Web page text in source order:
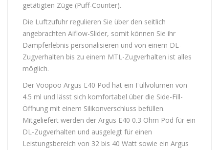
getätigten Züge (Puff-Counter).
Die Luftzufuhr regulieren Sie über den seitlich
angebrachten Aiflow-Slider, somit können Sie ihr
Dampferlebnis personalisieren und von einem DL-
Zugverhalten bis zu einem MTL-Zugverhalten ist alles
möglich.
Der Voopoo Argus E40 Pod hat ein Füllvolumen von
4.5 ml und lässt sich komfortabel über die Side-Fill-
Öffnung mit einem Silikonverschluss befüllen.
Mitgeliefert werden der Argus E40 0.3 Ohm Pod für ein
DL-Zugverhalten und ausgelegt für einen
Leistungsbereich von 32 bis 40 Watt sowie ein Argus